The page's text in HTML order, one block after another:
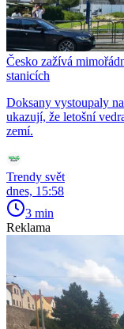
Česko zažívá
stanicích
Doksany vystoupaly
ukazují, že letošní
zemí.
Trendy svět
dnes, 15:58
3 min
Reklama